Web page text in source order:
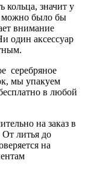
кольца, значит у
можно было бы
внимание
один аксессуар
серебряное
мы упакуем
в любой
на заказ в
литья до
на